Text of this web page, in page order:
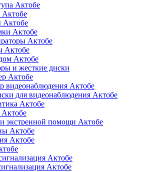
Актобе
Актобе
Актобе
Актобе
Актобе
Актобе
Актобе
и жесткие диски
Актобе
видеонаблюдения Актобе
для видеонаблюдения Актобе
Актобе
экстренной помощи Актобе
Актобе
Актобе
Актобе
Актобе